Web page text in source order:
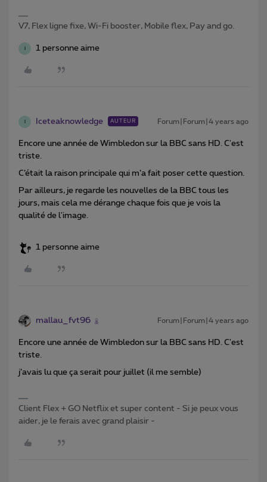
V7, Flex ligne fixe, Wi-Fi booster, Mobile flex, Pay and go.
1 personne aime
Iceteaknowledge AUTEUR Forum|Forum|4 years ago
Encore une année de Wimbledon sur la BBC sans HD. C'est
triste.
C’était la raison principale qui m’a fait poser cette question.
Par ailleurs, je regarde les nouvelles de la BBC tous les
jours, mais cela me dérange chaque fois que je vois la
qualité de l'image.
1 personne aime
mallau_fvt96 Forum|Forum|4 years ago
Encore une année de Wimbledon sur la BBC sans HD. C'est
triste.
j’avais lu que ça serait pour juillet (il me semble)
Client Flex + GO Netflix et super content - Si je peux vous
aider, je le ferais avec grand plaisir -